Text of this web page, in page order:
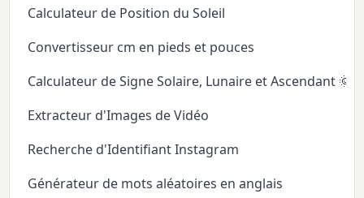
Calculateur de Position du Soleil
Convertisseur cm en pieds et pouces
Calculateur de Signe Solaire, Lunaire et Ascendant
Extracteur d'Images de Vidéo
Recherche d'Identifiant Instagram
Générateur de mots aléatoires en anglais